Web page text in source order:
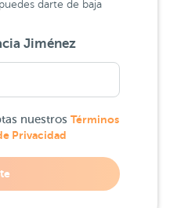
darte de baja
Jiménez
nuestros Términos
Privacidad